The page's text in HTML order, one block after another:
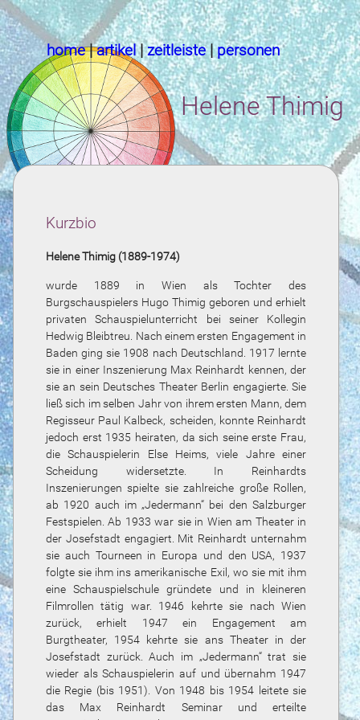
home|artikel|zeitleiste|personen
Helene Thimig
Kurzbio
Helene Thimig (1889-1974)
wurde 1889 in Wien als Tochter des
Burgschauspielers Hugo Thimig geboren und erhielt
privaten Schauspielunterricht bei seiner Kollegin
Hedwig Bleibtreu. Nach einem ersten Engagement in
Baden ging sie 1908 nach Deutschland. 1917 lernte
sie in einer Inszenierung Max Reinhardt kennen, der
sie an sein Deutsches Theater Berlin engagierte. Sie
ließ sich im selben Jahr von ihrem ersten Mann, dem
Regisseur Paul Kalbeck, scheiden, konnte Reinhardt
jedoch erst 1935 heiraten, da sich seine erste Frau,
die Schauspielerin Else Heims, viele Jahre einer
Scheidung widersetzte. In Reinhardts
Inszenierungen spielte sie zahlreiche große Rollen,
ab 1920 auch im „Jedermann“ bei den Salzburger
Festspielen. Ab 1933 war sie in Wien am Theater in
der Josefstadt engagiert. Mit Reinhardt unternahm
sie auch Tourneen in Europa und den USA, 1937
folgte sie ihm ins amerikanische Exil, wo sie mit ihm
eine Schauspielschule gründete und in kleineren
Filmrollen tätig war. 1946 kehrte sie nach Wien
zurück, erhielt 1947 ein Engagement am
Burgtheater, 1954 kehrte sie ans Theater in der
Josefstadt zurück. Auch im „Jedermann“ trat sie
wieder als Schauspielerin auf und übernahm 1947
die Regie (bis 1951). Von 1948 bis 1954 leitete sie
das Max Reinhardt Seminar und erteilte